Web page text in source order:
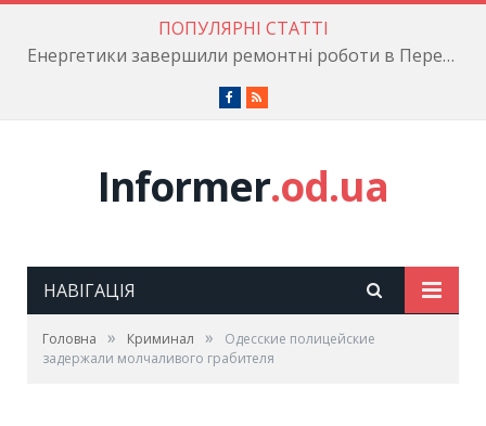
ПОПУЛЯРНІ СТАТТІ
Енергетики завершили ремонтні роботи в Пересипському районі
Facebook
RSS
Informer.od.ua
НАВІГАЦІЯ
Головна » Криминал »
Одесские полицейские
задержали молчаливого грабителя